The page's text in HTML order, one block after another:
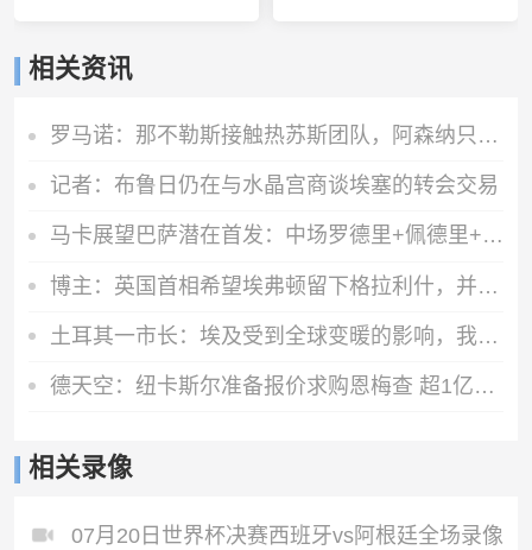
相关资讯
罗马诺：那不勒斯接触热苏斯团队，阿森纳只接受永久转会
记者：布鲁日仍在与水晶宫商谈埃塞的转会交易
马卡展望巴萨潜在首发：中场罗德里+佩德里+奥尔莫 阿德耶米中锋
博主：英国首相希望埃弗顿留下格拉利什，并在今夏签下一名右后卫
土耳其一市长：埃及受到全球变暖的影响，我们愿给萨拉赫一块土地
德天空：纽卡斯尔准备报价求购恩梅查 超1亿欧才能让多特考虑放人
相关录像
07月20日世界杯决赛西班牙vs阿根廷全场录像